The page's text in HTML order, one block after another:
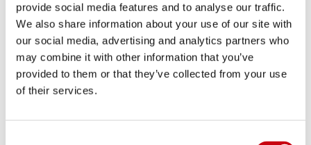
provide social media features and to analyse our traffic.
We also share information about your use of our site with
our social media, advertising and analytics partners who
may combine it with other information that you’ve
provided to them or that they’ve collected from your use
of their services.